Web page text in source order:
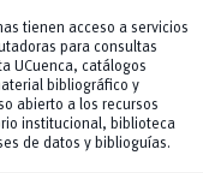
tienen acceso a servicios
para consultas
UCuenca, catálogos
bibliográfico y
abierto a los recursos
institucional, biblioteca
de datos y biblioguías.